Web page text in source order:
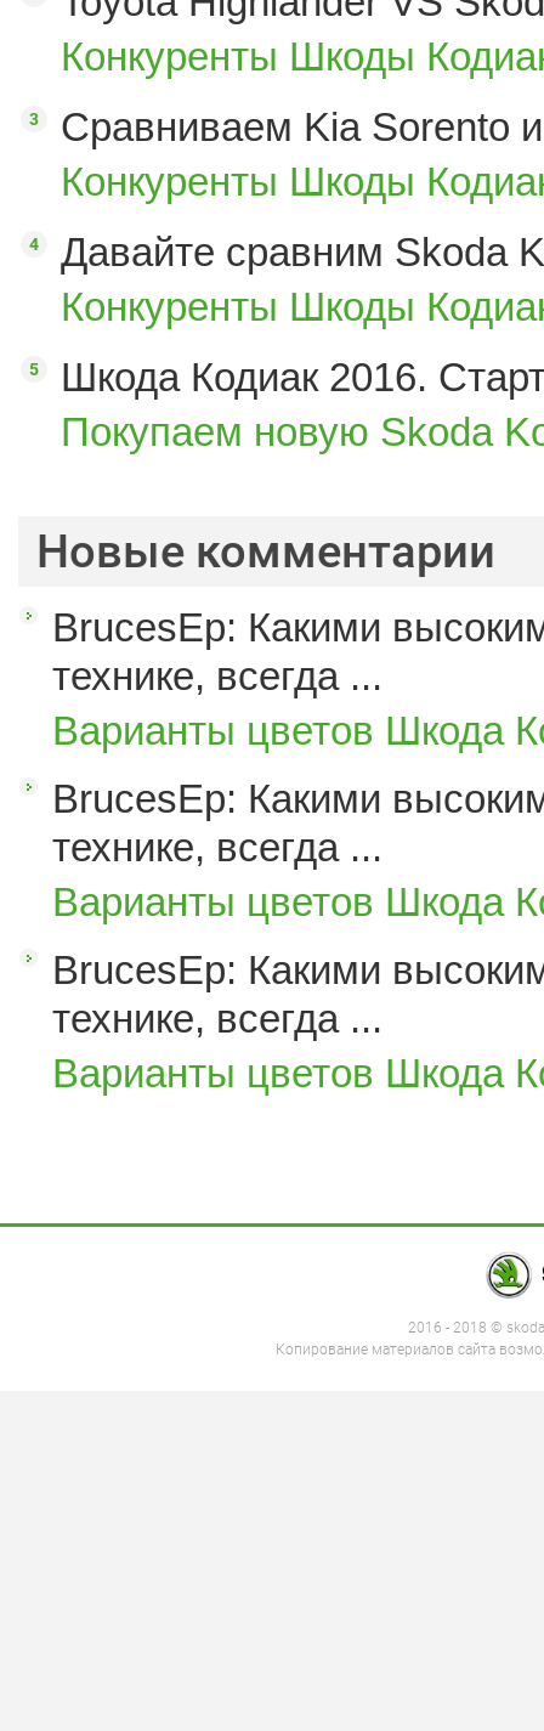
Конкуренты Шкоды
Сравниваем Kia Sorento
Конкуренты Шкоды
Давайте сравним Skoda
Конкуренты Шкоды
Шкода Кодиак 2016.
Покупаем новую Skoda
Новые комментарии
BrucesEp: Какими
технике, всегда ...
Варианты цветов Шкода
BrucesEp: Какими
технике, всегда ...
Варианты цветов Шкода
BrucesEp: Какими
технике, всегда ...
Варианты цветов Шкода
2016 - 2018 ©
Копирование материалов сайта